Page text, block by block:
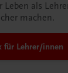
Leben als
machen.
für Lehrer/innen